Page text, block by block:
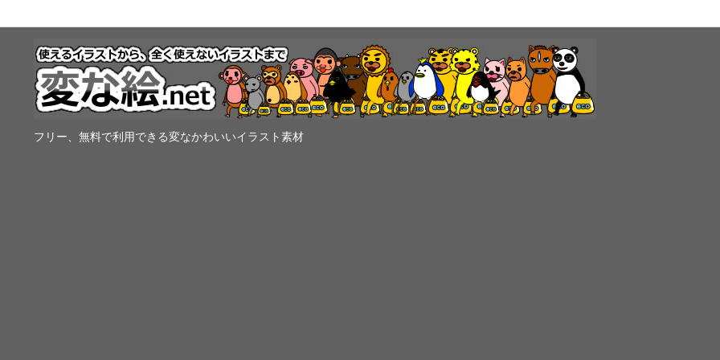
フリー、無料で利用できる変なかわいいイラスト素材